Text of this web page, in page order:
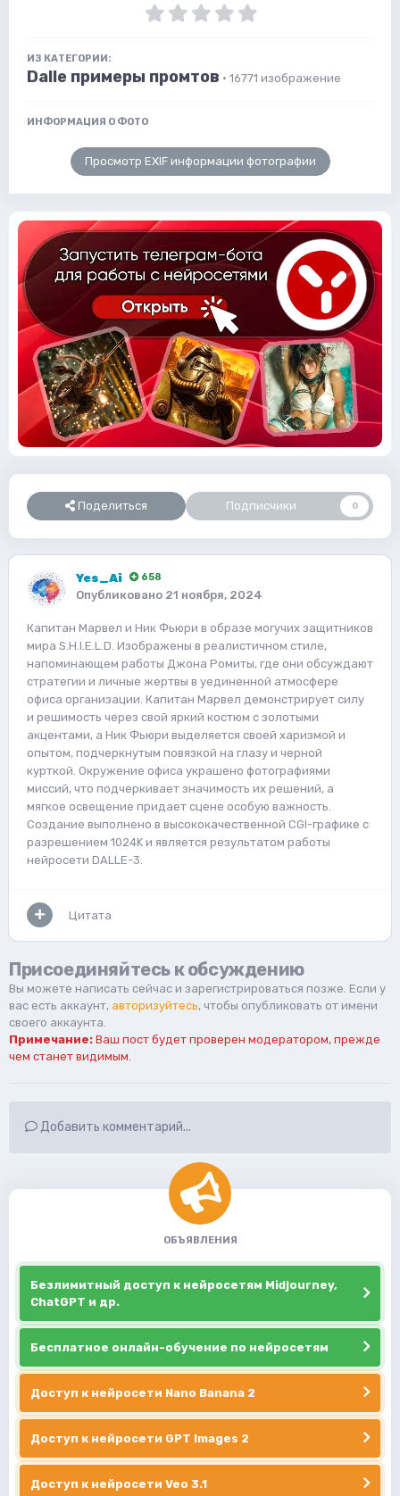
ИЗ КАТЕГОРИИ:
Dalle примеры промтов · 16771 изображение
ИНФОРМАЦИЯ О ФОТО
Просмотр EXIF информации фотографии
Поделиться Подписчики 0
Yes_Ai 658
Опубликовано 21 ноября, 2024
Капитан Марвел и Ник Фьюри в образе могучих защитников
мира S.H.I.E.L.D. Изображены в реалистичном стиле,
напоминающем работы Джона Ромиты, где они обсуждают
стратегии и личные жертвы в уединенной атмосфере
офиса организации. Капитан Марвел демонстрирует силу
и решимость через свой яркий костюм с золотыми
акцентами, а Ник Фьюри выделяется своей харизмой и
опытом, подчеркнутым повязкой на глазу и черной
курткой. Окружение офиса украшено фотографиями
миссий, что подчеркивает значимость их решений, а
мягкое освещение придает сцене особую важность.
Создание выполнено в высококачественной CGI-графике с
разрешением 1024K и является результатом работы
нейросети DALLE-3.
Цитата
Присоединяйтесь к обсуждению
Вы можете написать сейчас и зарегистрироваться позже. Если у
вас есть аккаунт, авторизуйтесь, чтобы опубликовать от имени
своего аккаунта.
Примечание: Ваш пост будет проверен модератором, прежде
чем станет видимым.
Добавить комментарий...
ОБЪЯВЛЕНИЯ
Безлимитный доступ к нейросетям Midjourney,
ChatGPT и др.
Бесплатное онлайн-обучение по нейросетям
Доступ к нейросети Nano Banana 2
Доступ к нейросети GPT Images 2
Доступ к нейросети Veo 3.1